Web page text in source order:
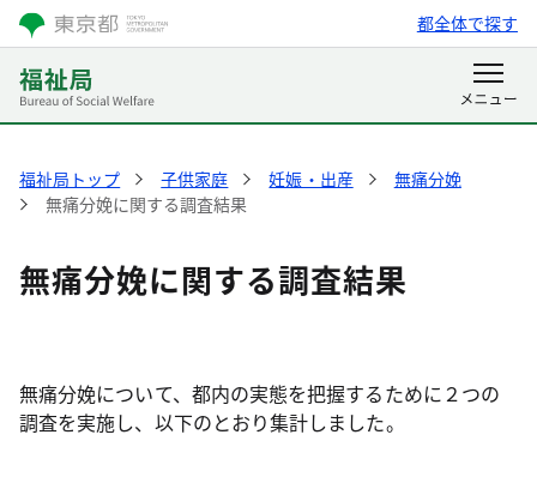
都全体で探す
福祉局トップ 子供家庭 妊娠・出産
無痛分娩
無痛分娩に関する調査結果
無痛分娩に関する調査結果
無痛分娩について、都内の実態を把握するために２つの
調査を実施し、以下のとおり集計しました。